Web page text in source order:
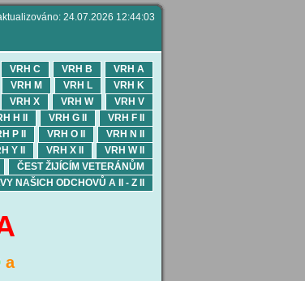
24.07.2026 12:44:03
VRH A
VRH B
VRH C
VRH K
VRH L
VRH M
VRH V
VRH W
VRH X
VRH F II
VRH G II
H II
VRH N II
VRH O II
P II
VRH W II
VRH X II
Y II
ČEST ŽIJÍCÍM VETERÁNŮM
NAŠICH ODCHOVŮ A II - Z II
a